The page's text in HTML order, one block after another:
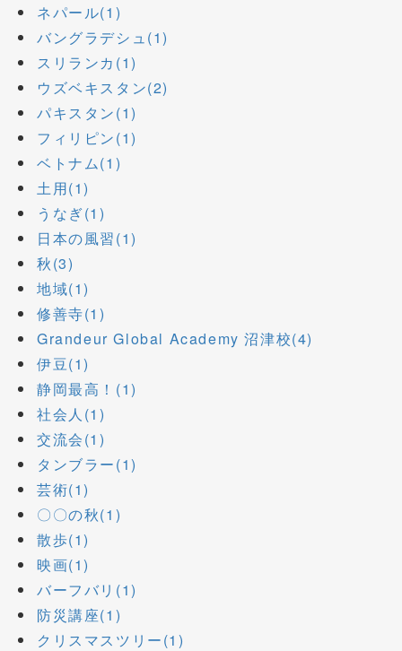
ネパール(1)
バングラデシュ(1)
スリランカ(1)
ウズベキスタン(2)
パキスタン(1)
フィリピン(1)
ベトナム(1)
土用(1)
うなぎ(1)
日本の風習(1)
秋(3)
地域(1)
修善寺(1)
Grandeur Global Academy 沼津校(4)
伊豆(1)
静岡最高！(1)
社会人(1)
交流会(1)
タンブラー(1)
芸術(1)
〇〇の秋(1)
散歩(1)
映画(1)
バーフバリ(1)
防災講座(1)
クリスマスツリー(1)